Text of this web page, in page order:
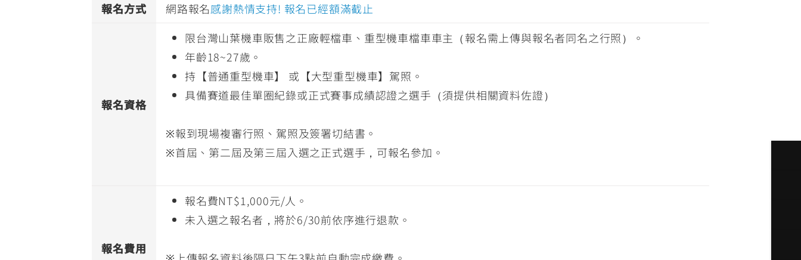
報名方式
網路報名感謝熱情支持! 報名已經額滿截止
報名資格
限台灣山葉機車販售之正廠輕檔車、重型機車檔車車主（報名需上傳與報名者同名之行照）。
年齡18~27歲。
持【普通重型機車】 或【大型重型機車】駕照。
具備賽道最佳單圈紀錄或正式賽事成績認證之選手（須提供相關資料佐證）
※報到現場複審行照、駕照及簽署切結書。
※首屆、第二屆及第三屆入選之正式選手，可報名參加。
報名費用
報名費NT$1,000元/人。
未入選之報名者，將於6/30前依序進行退款。